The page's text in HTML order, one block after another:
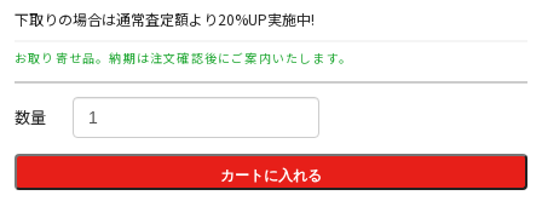
下取りの場合は通常査定額より20%UP実施中!
お取り寄せ品。納期は注文確認後にご案内いたします。
数量
カートに入れる